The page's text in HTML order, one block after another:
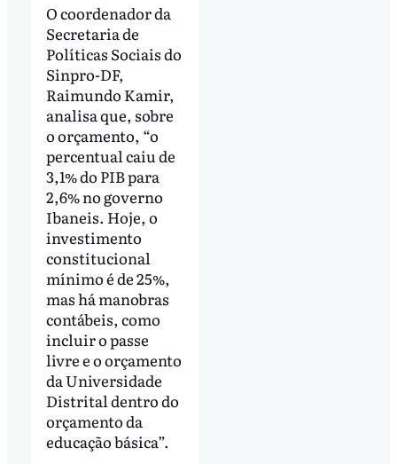
O coordenador da
Secretaria de
Políticas Sociais do
Sinpro-DF,
Raimundo Kamir,
analisa que, sobre
o orçamento, “o
percentual caiu de
3,1% do PIB para
2,6% no governo
Ibaneis. Hoje, o
investimento
constitucional
mínimo é de 25%,
mas há manobras
contábeis, como
incluir o passe
livre e o orçamento
da Universidade
Distrital dentro do
orçamento da
educação básica”.